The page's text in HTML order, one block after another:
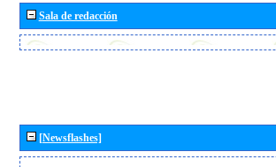
Sala de redacción
[Newsflashes]